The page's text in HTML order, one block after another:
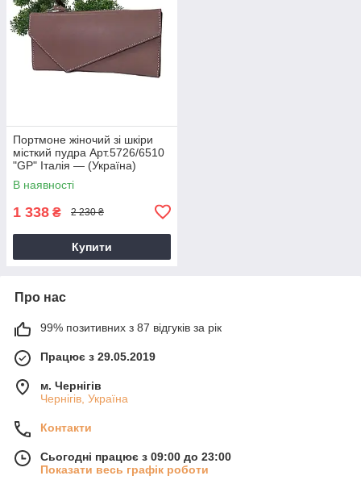
Портмоне жіночий зі шкіри
місткий пудра Арт.5726/6510
"GP" Італія — (Україна)
В наявності
1 338 ₴ 2 230 ₴
Купити
Про нас
99% позитивних з 87 відгуків за рік
Працює з 29.05.2019
м. Чернігів
Чернігів, Україна
Контакти
Сьогодні працює з 09:00 до 23:00
Показати весь графік роботи